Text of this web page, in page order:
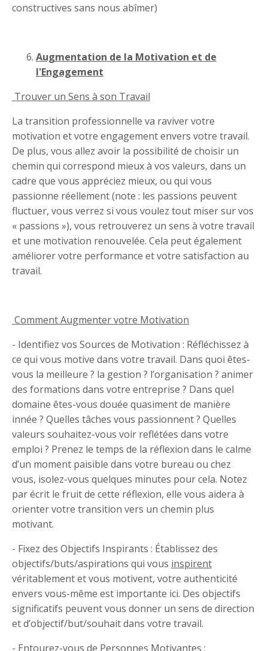
constructives sans nous abîmer)
Augmentation de la Motivation et de
l'Engagement
Trouver un Sens à son Travail
La transition professionnelle va raviver votre
motivation et votre engagement envers votre travail.
De plus, vous allez avoir la possibilité de choisir un
chemin qui correspond mieux à vos valeurs, dans un
cadre que vous appréciez mieux, ou qui vous
passionne réellement (note : les passions peuvent
fluctuer, vous verrez si vous voulez tout miser sur vos
« passions »), vous retrouverez un sens à votre travail
et une motivation renouvelée. Cela peut également
améliorer votre performance et votre satisfaction au
travail.
Comment Augmenter votre Motivation
- Identifiez vos Sources de Motivation : Réfléchissez à
ce qui vous motive dans votre travail. Dans quoi êtes-
vous la meilleure ? la gestion ? l’organisation ? animer
des formations dans votre entreprise ? Dans quel
domaine êtes-vous douée quasiment de manière
innée ? Quelles tâches vous passionnent ? Quelles
valeurs souhaitez-vous voir reflétées dans votre
emploi ? Prenez le temps de la réflexion dans le calme
d’un moment paisible dans votre bureau ou chez
vous, isolez-vous quelques minutes pour cela. Notez
par écrit le fruit de cette réflexion, elle vous aidera à
orienter votre transition vers un chemin plus
motivant.
- Fixez des Objectifs Inspirants : Établissez des
objectifs/buts/aspirations qui vous inspirent
véritablement et vous motivent, votre authenticité
envers vous-même est importante ici. Des objectifs
significatifs peuvent vous donner un sens de direction
et d’objectif/but/souhait dans votre travail.
- Entourez-vous de Personnes Motivantes :